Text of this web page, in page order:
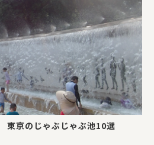
東京のじゃぶじゃぶ池10選